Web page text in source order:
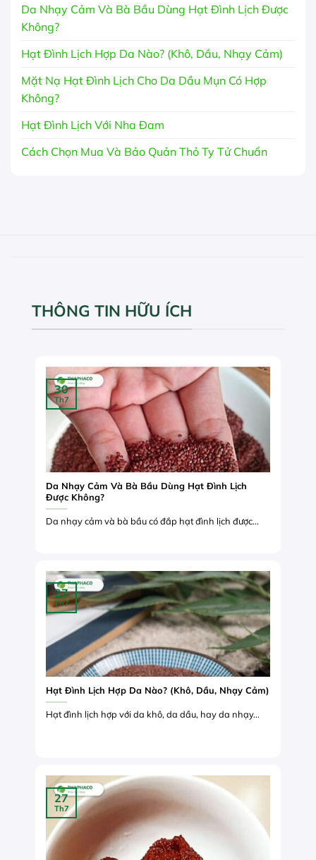
Da Nhạy Cảm Và Bà Bầu Dùng Hạt Đình Lịch Được
Không?
Hạt Đình Lịch Hợp Da Nào? (Khô, Dầu, Nhạy Cảm)
Mặt Nạ Hạt Đình Lịch Cho Da Dầu Mụn Có Hợp
Không?
Hạt Đình Lịch Với Nha Đam
Cách Chọn Mua Và Bảo Quản Thỏ Ty Tử Chuẩn
THÔNG TIN HỮU ÍCH
Da Nhạy Cảm Và Bà Bầu Dùng Hạt Đình Lịch
Được Không?
Da nhạy cảm và bà bầu có đắp hạt đình lịch được...
30
Th7
Hạt Đình Lịch Hợp Da Nào? (Khô, Dầu, Nhạy Cảm)
Hạt đình lịch hợp với da khô, da dầu, hay da nhạy...
27
Th7
27
Th7